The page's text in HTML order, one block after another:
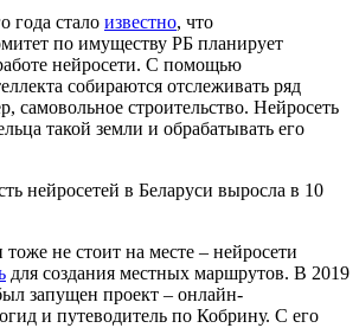
года стало известно, что
по имуществу РБ планирует
нейросети. С помощью
собираются отслеживать ряд
самовольное строительство. Нейросеть
такой земли и обрабатывать его
не стоит на месте – нейросети
для создания местных маршрутов. В 2019
запущен проект – онлайн-
и путеводитель по Кобрину. С его